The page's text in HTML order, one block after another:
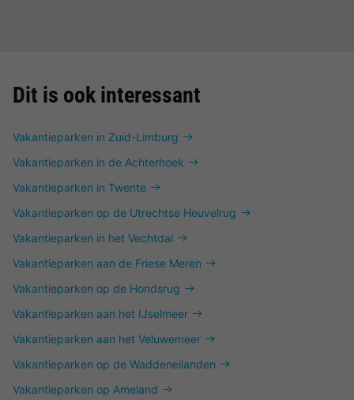
Dit is ook interessant
Vakantieparken in Zuid-Limburg
Vakantieparken in de Achterhoek
Vakantieparken in Twente
Vakantieparken op de Utrechtse Heuvelrug
Vakantieparken in het Vechtdal
Vakantieparken aan de Friese Meren
Vakantieparken op de Hondsrug
Vakantieparken aan het IJselmeer
Vakantieparken aan het Veluwemeer
Vakantieparken op de Waddeneilanden
Vakantieparken op Ameland